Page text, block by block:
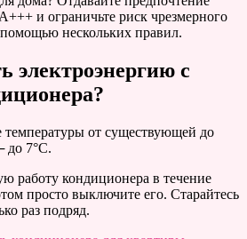
и ограничьте риск чрезмерного
нескольких правил.
электроэнергию с
температуры от существующей до
до 7°C.
работу кондиционера в течение
просто выключите его. Старайтесь
раз подряд.